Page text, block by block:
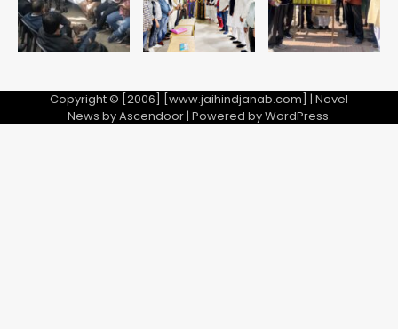
3
28 साल बाद कानून के शिकंजे में आया हत्या का
फरार आरोपी
Team JHJ
Copyright © [2006] [www.jaihindjanab.com] | Novel
News byAscendoor| Powered byWordPress.